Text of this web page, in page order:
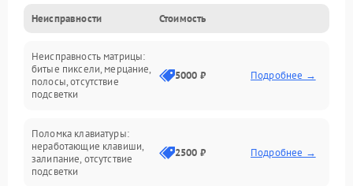
Устройства
Программные ошибки
Электрические и системные сбои
Интерфейсные проблемы
Батарея
Неисправности Стоимость
Неисправность матрицы:
битые пиксели, мерцание,
полосы, отсутствие
подсветки
5000 ₽ Подробнее →
Поломка клавиатуры:
неработающие клавиши,
залипание, отсутствие
подсветки
2500 ₽ Подробнее →